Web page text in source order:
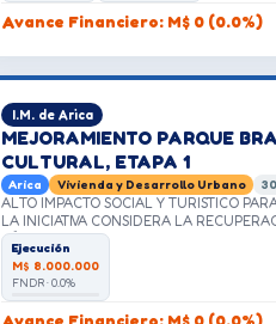
Avance Financiero: M$ 0 (0.0%)
I.M. de Arica
MEJORAMIENTO PARQUE
CULTURAL, ETAPA 1
Arica Vivienda y Desarrollo Urbano
ALTO IMPACTO SOCIAL Y TURISTICO
LA INICIATIVA CONSIDERA LA
PÚBLICOS PARA EL USO Y GOCE DE LA
Ejecución
M$ 8.000.000
FNDR · 0.0%
Avance Financiero: M$ 0 (0.0%)